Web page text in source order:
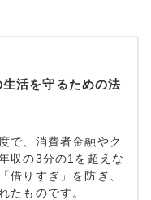
活を守るための法
で、消費者金融やク
収の3分の1を超えな
借りすぎ」を防ぎ、
たものです。